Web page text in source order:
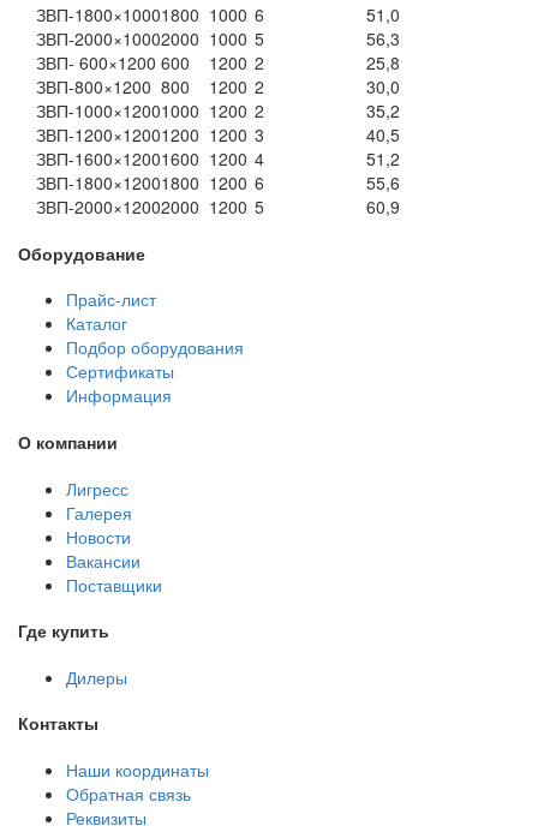
ЗВП-1800×10001800 1000 6
51,0
ЗВП-2000×10002000 1000 5
56,3
ЗВП- 600×1200 600 1200 2
25,8
ЗВП-800×1200 800 1200 2
30,0
ЗВП-1000×12001000 1200 2
35,2
ЗВП-1200×12001200 1200 3
40,5
ЗВП-1600×12001600 1200 4
51,2
ЗВП-1800×12001800 1200 6
55,6
ЗВП-2000×12002000 1200 5
60,9
Оборудование
Прайс-лист
Каталог
Подбор оборудования
Сертификаты
Информация
О компании
Лигресс
Галерея
Новости
Вакансии
Поставщики
Где купить
Дилеры
Контакты
Наши координаты
Обратная связь
Реквизиты